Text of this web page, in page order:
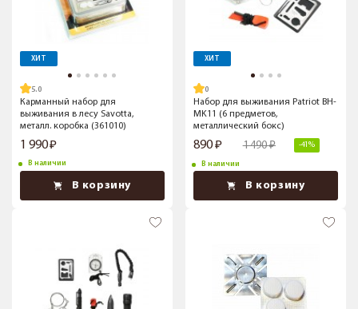
ХИТ
5.0
Карманный набор для
выживания в лесу Savotta,
металл. коробка (361010)
1 990
В наличии
В корзину
ХИТ
Набор для выживания Patriot BH-
MK11 (6 предметов,
металлический бокс)
890 1 490 -41%
В наличии
В корзину